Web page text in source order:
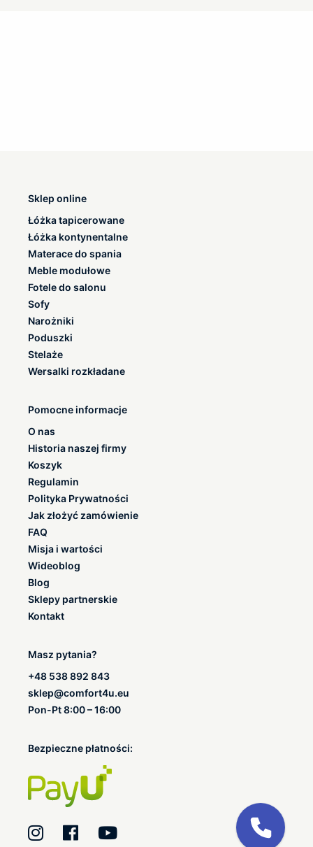
Sklep online
Łóżka tapicerowane
Łóżka kontynentalne
Materace do spania
Meble modułowe
Fotele do salonu
Sofy
Narożniki
Poduszki
Stelaże
Wersalki rozkładane
Pomocne informacje
O nas
Historia naszej firmy
Koszyk
Regulamin
Polityka Prywatności
Jak złożyć zamówienie
FAQ
Misja i wartości
Wideoblog
Blog
Sklepy partnerskie
Kontakt
Masz pytania?
+48 538 892 843
sklep@comfort4u.eu
Pon-Pt 8:00 – 16:00
Bezpieczne płatności: